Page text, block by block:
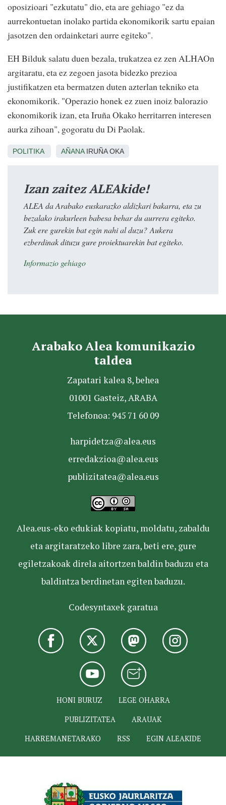
oposizioari "ezkutatu" dio, eta are gehiago "ez da
aurrekontuetan inolako partida ekonomikorik sartu epaian
jasotzen den ordainketari aurre egiteko".
EH Bilduk salatu duen bezala, trukatzea ez zen ALHAOn
argitaratu, eta ez zegoen jasota bidezko prezioa
justifikatzen eta bermatzen duten azterlan tekniko eta
ekonomikorik. "Operazio honek ez zuen inoiz balorazio
ekonomikorik izan, eta Iruña Okako herritarren interesen
aurka zihoan", gogoratu du Di Paolak.
POLITIKA AÑANAIRUÑA OKA
Izan zaitez ALEAkide!
ALEA da Arabako euskarazko aldizkari bakarra, eta zu
bezalako irakurleen babesa behar du aurrera egiteko.
Zuk ere gurekin bat egin nahi al duzu? Aukera
ezberdinak dituzu gure proiektuarekin bat egiteko.
Informazio gehiago
Arabako Alea komunikazio
taldea
Zapatari kalea 8, behea
01001 Gasteiz, ARABA
Telefonoa: 945 71 60 09
harpidetza@alea.eus
erredakzioa@alea.eus
publizitatea@alea.eus
Alea.eus-eko edukiak kopiatu, moldatu, zabaldu
eta argitaratzeko libre zara, beti ere, gure
egiletzakoak direla aitortzen baldin baduzu eta
baldintza berdinetan egiten baduzu.
Codesyntaxek garatua
HONI BURUZ
LEGE OHARRA
PUBLIZITATEA
ARAUAK
HARREMANETARAKO
RSS EGIN ALEAKIDE